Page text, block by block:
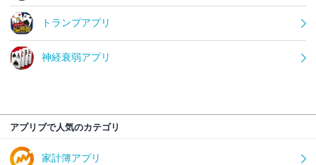
トランプアプリ
神経衰弱アプリ
アプリブで人気のカテゴリ
家計簿アプリ